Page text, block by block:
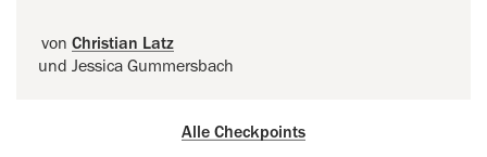
von Christian Latz
und Jessica Gummersbach
Alle Checkpoints